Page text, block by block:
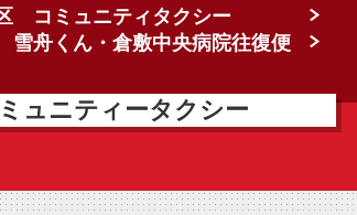
コミュニティタクシー
舟くん・倉敷中央病院往復便
ュニティータクシー